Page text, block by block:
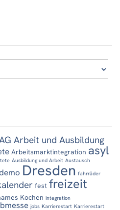
Arbeit und Ausbildung
Arbeitsmarktintegration asyl
Ausbildung und Arbeit Austausch
Dresden fahrräder
fest freizeit
Kochen integration
jobs Karrierestart Karrierestart